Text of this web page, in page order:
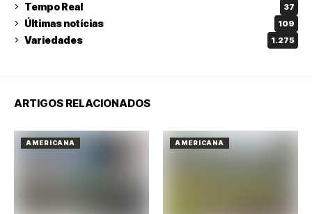
Tempo Real 37
Últimas notícias 109
Variedades 1.275
ARTIGOS RELACIONADOS
AMERICANA AMERICANA